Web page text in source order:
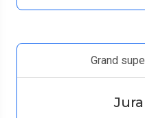
Grand